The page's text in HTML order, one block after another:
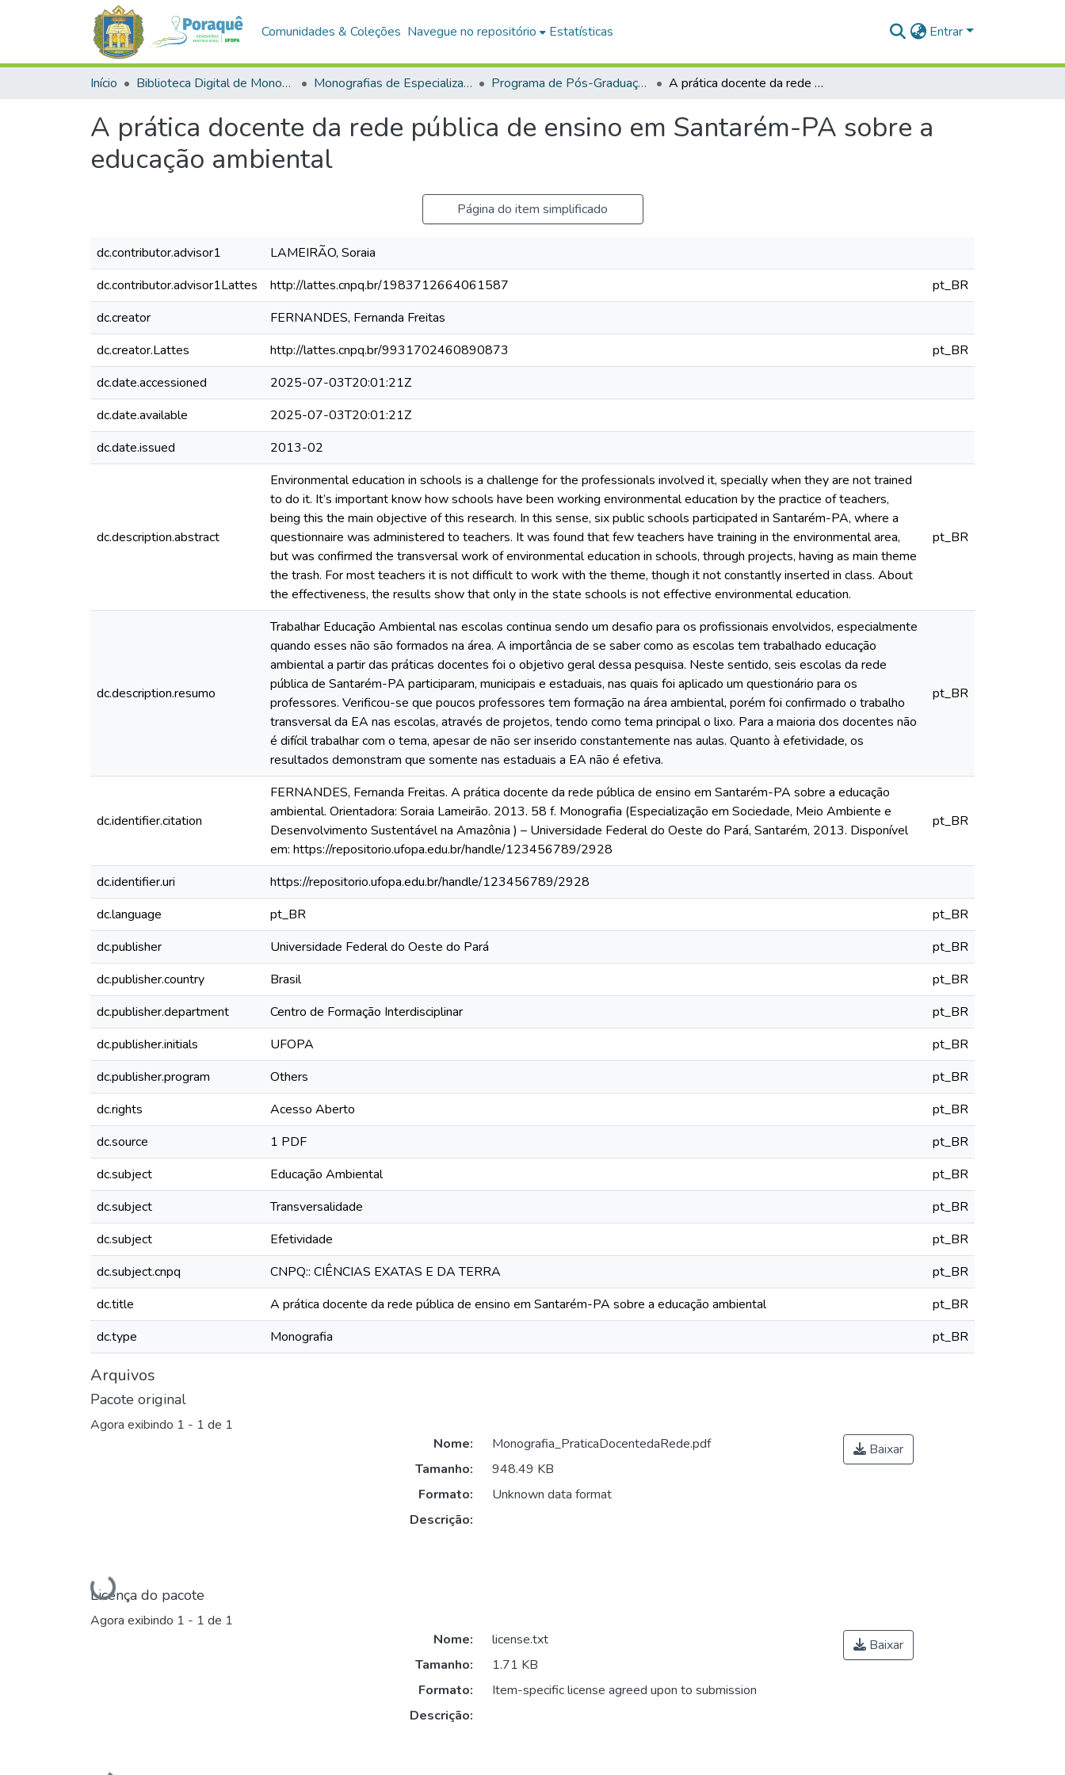
Comunidades & Coleções Navegue no repositório Estatísticas Entrar
Início Biblioteca Digital de Monografias (BDM) Monografias de Especialização Programa de Pós-Graduação em Sociedade, Meio Ambiente e Desenvolvimento Sustentável na Amazônia A prática docente da rede pública de ensino em Santarém-PA sobre a educação ambiental
A prática docente da rede pública de ensino em Santarém-PA sobre a
educação ambiental
Página do item simplificado
dc.contributor.advisor1
LAMEIRÃO, Soraia
dc.contributor.advisor1Lattes
http://lattes.cnpq.br/1983712664061587
pt_BR
dc.creator
FERNANDES, Fernanda Freitas
dc.creator.Lattes
http://lattes.cnpq.br/9931702460890873
pt_BR
dc.date.accessioned
2025-07-03T20:01:21Z
dc.date.available
2025-07-03T20:01:21Z
dc.date.issued
2013-02
dc.description.abstract
Environmental education in schools is a challenge for the professionals involved it, specially when they are not trained
to do it. It’s important know how schools have been working environmental education by the practice of teachers,
being this the main objective of this research. In this sense, six public schools participated in Santarém-PA, where a
questionnaire was administered to teachers. It was found that few teachers have training in the environmental area,
but was confirmed the transversal work of environmental education in schools, through projects, having as main theme
the trash. For most teachers it is not difficult to work with the theme, though it not constantly inserted in class. About
the effectiveness, the results show that only in the state schools is not effective environmental education.
pt_BR
dc.description.resumo
Trabalhar Educação Ambiental nas escolas continua sendo um desafio para os profissionais envolvidos, especialmente
quando esses não são formados na área. A importância de se saber como as escolas tem trabalhado educação
ambiental a partir das práticas docentes foi o objetivo geral dessa pesquisa. Neste sentido, seis escolas da rede
pública de Santarém-PA participaram, municipais e estaduais, nas quais foi aplicado um questionário para os
professores. Verificou-se que poucos professores tem formação na área ambiental, porém foi confirmado o trabalho
transversal da EA nas escolas, através de projetos, tendo como tema principal o lixo. Para a maioria dos docentes não
é difícil trabalhar com o tema, apesar de não ser inserido constantemente nas aulas. Quanto à efetividade, os
resultados demonstram que somente nas estaduais a EA não é efetiva.
pt_BR
dc.identifier.citation
FERNANDES, Fernanda Freitas. A prática docente da rede pública de ensino em Santarém-PA sobre a educação
ambiental. Orientadora: Soraia Lameirão. 2013. 58 f. Monografia (Especialização em Sociedade, Meio Ambiente e
Desenvolvimento Sustentável na Amazônia ) – Universidade Federal do Oeste do Pará, Santarém, 2013. Disponível
em: https://repositorio.ufopa.edu.br/handle/123456789/2928
pt_BR
dc.identifier.uri
https://repositorio.ufopa.edu.br/handle/123456789/2928
dc.language
pt_BR
pt_BR
dc.publisher
Universidade Federal do Oeste do Pará
pt_BR
dc.publisher.country
Brasil
pt_BR
dc.publisher.department
Centro de Formação Interdisciplinar
pt_BR
dc.publisher.initials
UFOPA
pt_BR
dc.publisher.program
Others
pt_BR
dc.rights
Acesso Aberto
pt_BR
dc.source
1 PDF
pt_BR
dc.subject
Educação Ambiental
pt_BR
dc.subject
Transversalidade
pt_BR
dc.subject
Efetividade
pt_BR
dc.subject.cnpq
CNPQ:: CIÊNCIAS EXATAS E DA TERRA
pt_BR
dc.title
A prática docente da rede pública de ensino em Santarém-PA sobre a educação ambiental
pt_BR
dc.type
Monografia pt_BR
Arquivos
Pacote original
Agora exibindo 1 - 1 de 1
Carregando...
Nome:
Monografia_PraticaDocentedaRede.pdf
Tamanho:
948.49 KB
Formato:
Unknown data format
Descrição:
Baixar
Licença do pacote
Agora exibindo 1 - 1 de 1
Nome:
license.txt
Tamanho:
1.71 KB
Formato:
Item-specific license agreed upon to submission
Descrição:
Baixar